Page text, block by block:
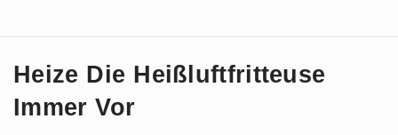
Heize Die Heißluftfritteuse
Immer Vor